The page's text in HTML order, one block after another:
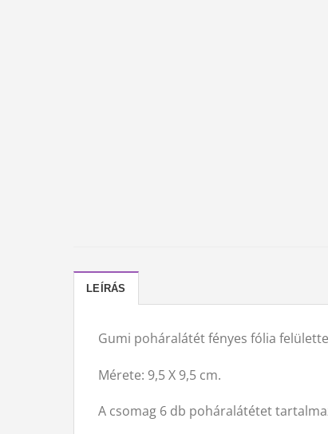
LEÍRÁS
Gumi poháralátét fényes fólia
Mérete: 9,5 X 9,5 cm.
A csomag 6 db poháralátétet